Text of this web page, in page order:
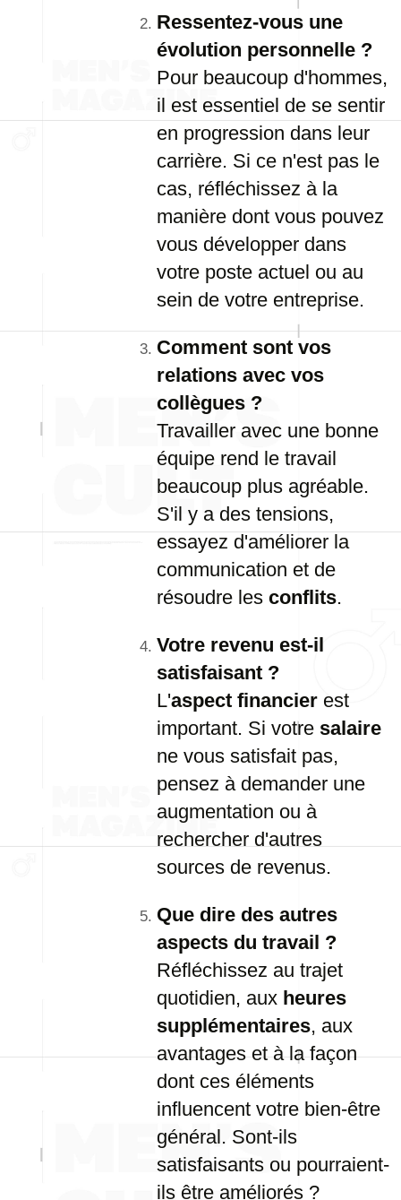
Ressentez-vous une
évolution personnelle ?
Pour beaucoup d'hommes,
il est essentiel de se sentir
en progression dans leur
carrière. Si ce n'est pas le
cas, réfléchissez à la
manière dont vous pouvez
vous développer dans
votre poste actuel ou au
sein de votre entreprise.
Comment sont vos
relations avec vos
collègues ?
Travailler avec une bonne
équipe rend le travail
beaucoup plus agréable.
S'il y a des tensions,
essayez d'améliorer la
communication et de
résoudre les conflits.
Votre revenu est-il
satisfaisant ?
L'aspect financier est
important. Si votre salaire
ne vous satisfait pas,
pensez à demander une
augmentation ou à
rechercher d'autres
sources de revenus.
Que dire des autres
aspects du travail ?
Réfléchissez au trajet
quotidien, aux heures
supplémentaires, aux
avantages et à la façon
dont ces éléments
influencent votre bien-être
général. Sont-ils
satisfaisants ou pourraient-
ils être améliorés ?